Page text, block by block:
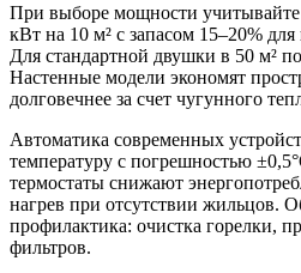
При выборе мощности
кВт на 10 м² с запасом 15–20%
Для стандартной двушки в 50 м²
Настенные модели экономят
долговечнее за счет чугунного
Автоматика современных
температуру с погрешностью
термостаты снижают
нагрев при отсутствии жильцов.
профилактика: очистка горелки,
фильтров.